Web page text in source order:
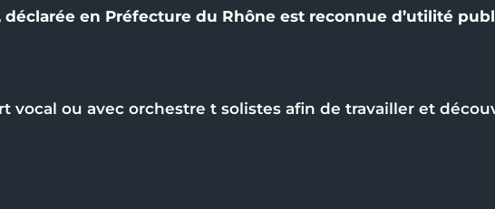
déclarée en Préfecture du Rhône est reconnue d’utilité
vocal ou avec orchestre t solistes afin de travailler et